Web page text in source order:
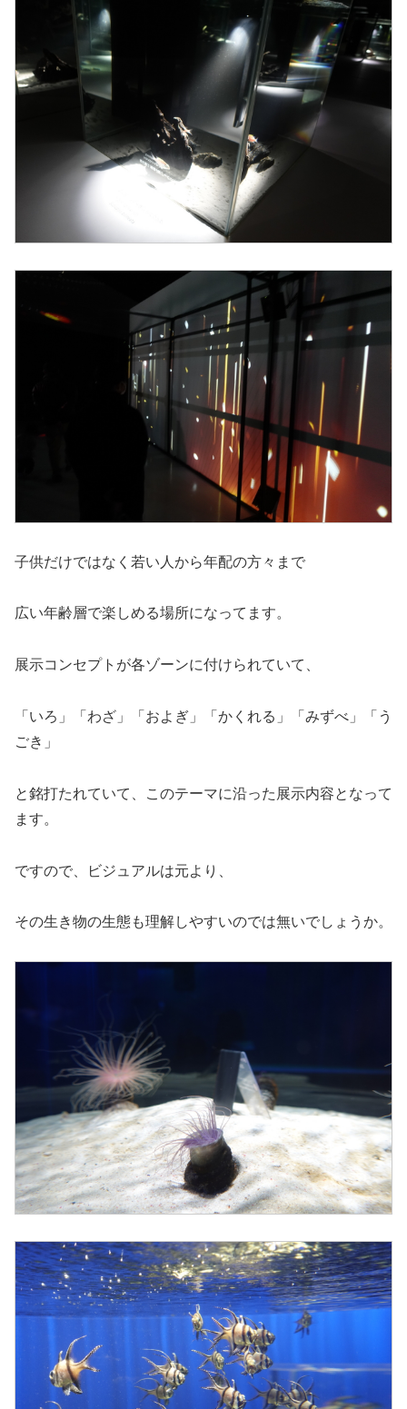
子供だけではなく若い人から年配の方々まで
広い年齢層で楽しめる場所になってます。
展示コンセプトが各ゾーンに付けられていて、
「いろ」「わざ」「およぎ」「かくれる」「みずべ」「う
ごき」
と銘打たれていて、このテーマに沿った展示内容となって
ます。
ですので、ビジュアルは元より、
その生き物の生態も理解しやすいのでは無いでしょうか。